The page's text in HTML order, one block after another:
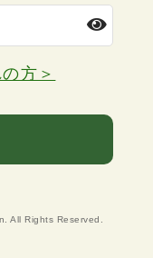
方＞
All Rights Reserved.